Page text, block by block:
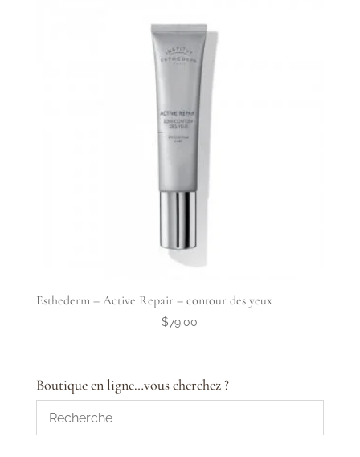
Esthederm – Active Repair – contour des yeux
$79.00
Boutique en ligne…vous cherchez ?